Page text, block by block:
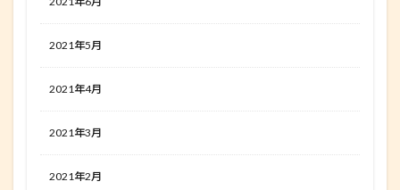
2021年5月
2021年4月
2021年3月
2021年2月